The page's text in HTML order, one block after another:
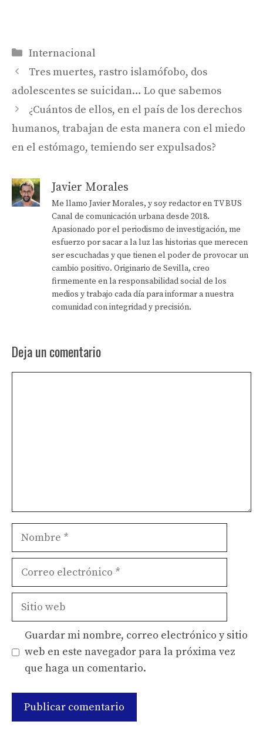
Categorías
Internacional
Tres muertes, rastro islamófobo, dos
adolescentes se suicidan… Lo que sabemos
¿Cuántos de ellos, en el país de los derechos
humanos, trabajan de esta manera con el miedo
en el estómago, temiendo ser expulsados?
Javier Morales
Me llamo Javier Morales, y soy redactor en TV BUS
Canal de comunicación urbana desde 2018.
Apasionado por el periodismo de investigación, me
esfuerzo por sacar a la luz las historias que merecen
ser escuchadas y que tienen el poder de provocar un
cambio positivo. Originario de Sevilla, creo
firmemente en la responsabilidad social de los
medios y trabajo cada día para informar a nuestra
comunidad con integridad y precisión.
Deja un comentario
Nombre
Correo
Sitio
Guardar mi nombre, correo electrónico y sitio
web en este navegador para la próxima vez
que haga un comentario.